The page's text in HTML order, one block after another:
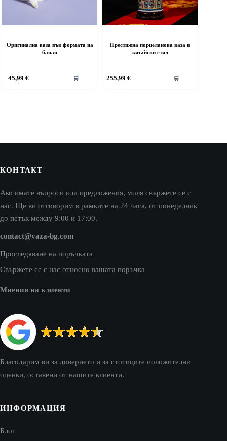
Оригинална ваза във формата на
банан
45,99 € 🛒
Престижна порцеланова ваза в
китайски стил
255,99€ 🛒
КОНТАКТ
Ако имате въпроси или предложения, моля свържете се с
нас. Ще ви отговорим в рамките на 24 часа, от понеделник
до петък между 9:00 и 17:00.
contact@vaza-bg.com
Проследяване на поръчката
Свържете се с нас относно вашата поръчка
Мнения на клиенти
Благодарим ви за доверието и за стотиците положителни
оценки, оставени от нашите клиенти.
ИНФОРМАЦИЯ
Блог